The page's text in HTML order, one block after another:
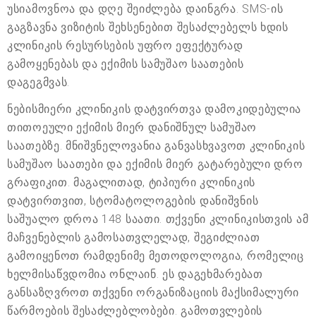
უსიამოვნოა და დღე შეიძლება დაინგრა. SMS-ის
გაგზავნა ვიზიტის შეხსენებით შესაძლებელს ხდის
კლინიკის რესურსების უფრო ეფექტურად
გამოყენებას და ექიმის სამუშაო საათების
დაგეგმვას.
ნებისმიერი კლინიკის დატვირთვა დამოკიდებულია
თითოეული ექიმის მიერ დანიშნულ სამუშაო
საათებზე. მნიშვნელოვანია განვასხვავოთ კლინიკის
სამუშაო საათები და ექიმის მიერ გატარებული დრო
გრაფიკით. მაგალითად, ტიპიური კლინიკის
დატვირთვით, სტომატოლოგების დანიშვნის
საშუალო დროა 148 საათი. თქვენი კლინიკისთვის ამ
მაჩვენებლის გამოსათვლელად, შეგიძლიათ
გამოიყენოთ რამდენიმე მეთოდოლოგია, რომელიც
ხელმისაწვდომია ონლაინ. ეს დაგეხმარებათ
განსაზღვროთ თქვენი ორგანიზაციის მაქსიმალური
წარმოების შესაძლებლობები. გამოთვლების